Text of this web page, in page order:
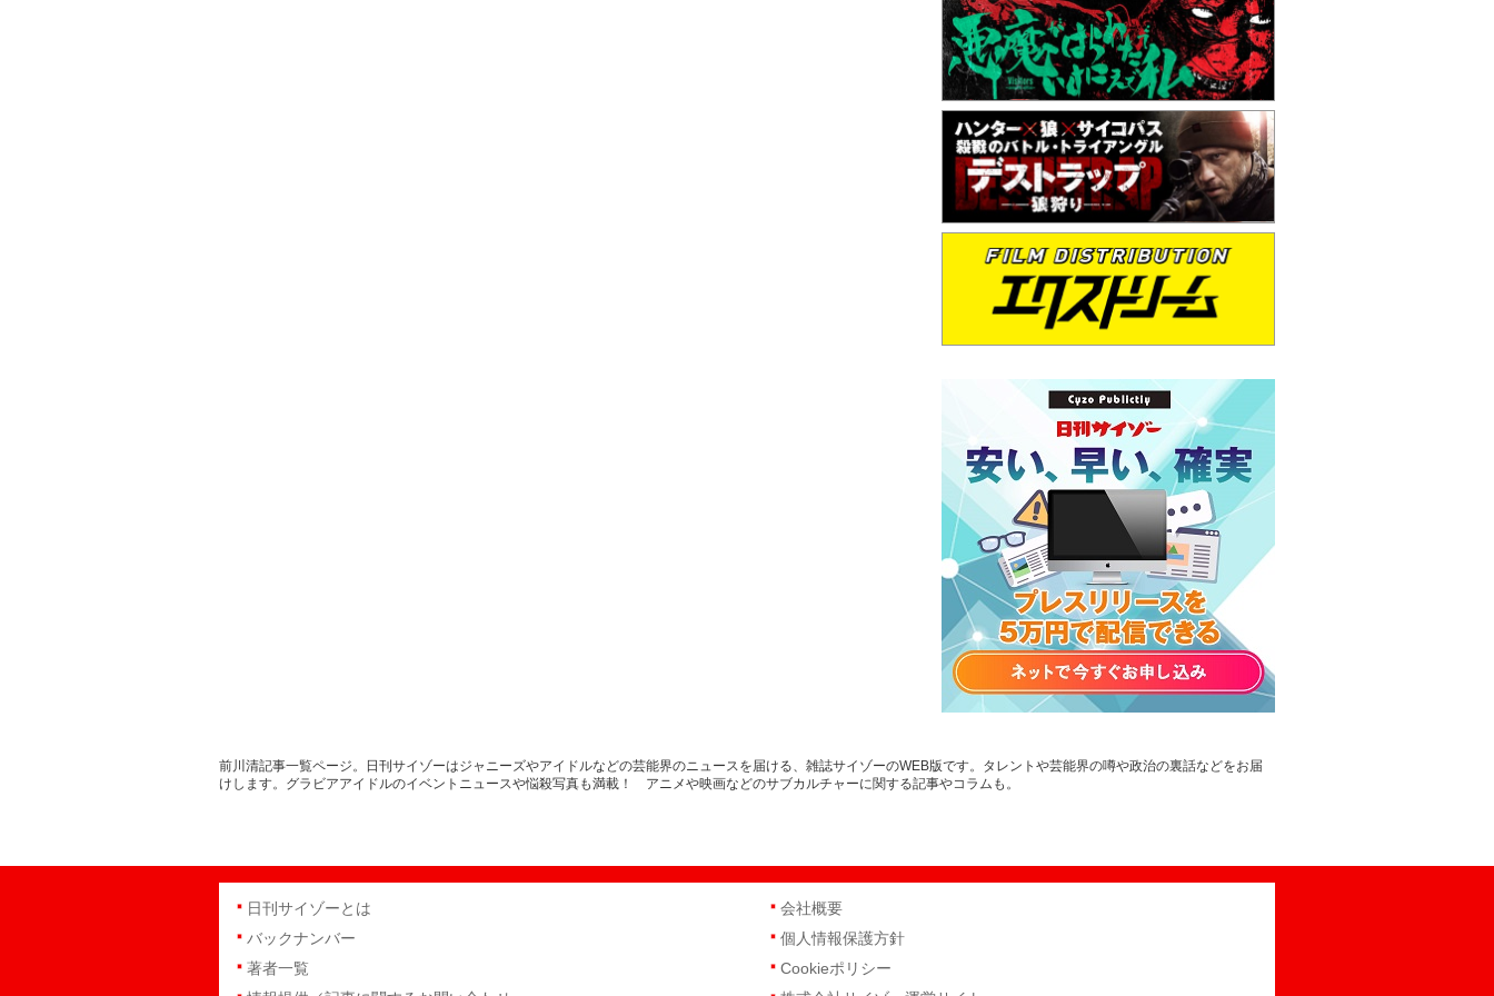
前川清記事一覧ページ。日刊サイゾーはジャニーズやアイドルなどの芸能界のニュースを届ける、雑誌サイゾーのWEB版です。タレントや芸能界の噂や政治の裏話などをお届
けします。グラビアアイドルのイベントニュースや悩殺写真も満載！ アニメや映画などのサブカルチャーに関する記事やコラムも。
日刊サイゾーとは
バックナンバー
著者一覧
会社概要
個人情報保護方針
Cookieポリシー